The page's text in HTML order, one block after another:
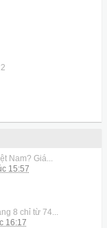
Nam? Giá...
15:57
8 chỉ từ 74...
16:17